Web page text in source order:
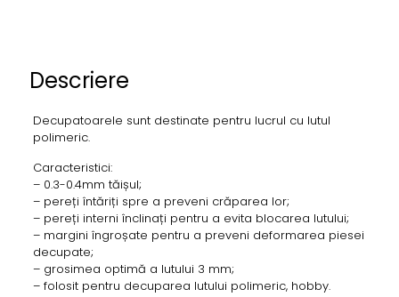
Descriere
Decupatoarele sunt destinate pentru lucrul cu lutul
polimeric.
Caracteristici:
– 0.3-0.4mm tăișul;
– pereți întăriți spre a preveni crăparea lor;
– pereți interni înclinați pentru a evita blocarea lutului;
– margini îngroșate pentru a preveni deformarea piesei
decupate;
– grosimea optimă a lutului 3 mm;
– folosit pentru decuparea lutului polimeric, hobby.